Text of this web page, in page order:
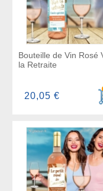
Bouteille de Vin Rosé
la Retraite
20,05 €